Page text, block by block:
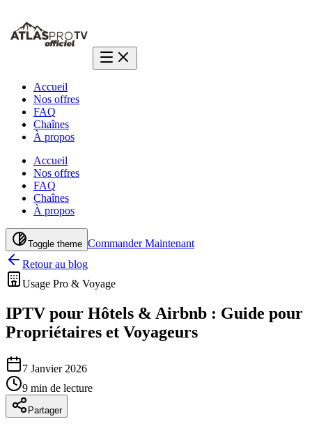
Accueil
Nos offres
FAQ
Chaînes
À propos
Accueil
Nos offres
FAQ
Chaînes
À propos
Toggle theme Commander Maintenant
Retour au blog
Usage Pro & Voyage
IPTV pour Hôtels & Airbnb : Guide pour
Propriétaires et Voyageurs
7 Janvier 2026
9 min de lecture
Partager